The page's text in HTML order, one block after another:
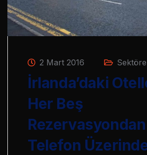
2 Mart 2016
İrlanda’daki
Her Beş
Telefon